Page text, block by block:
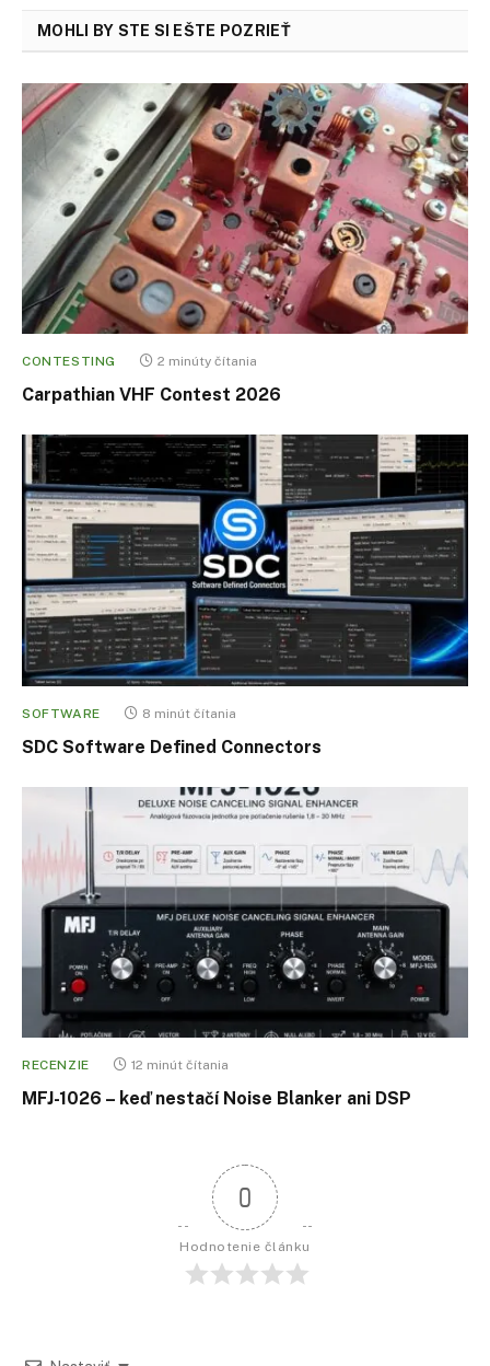
MOHLI BY STE SI EŠTE POZRIEŤ
CONTESTING 2 minúty čítania
Carpathian VHF Contest 2026
SOFTWARE 8 minút čítania
SDC Software Defined Connectors
RECENZIE 12 minút čítania
MFJ-1026 – keď nestačí Noise Blanker ani DSP
0
Hodnotenie článku